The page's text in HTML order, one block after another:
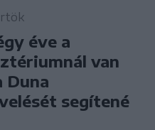
éve a
van
Duna
segítené